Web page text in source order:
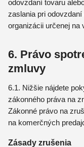
odovzdaní tovaru
zaslania pri
organizácii určenej na
6. Právo
zmluvy
6.1. Nižšie nájdete
zákonného práva na
Zákonné právo na
na komerčných
Zásady zrušenia